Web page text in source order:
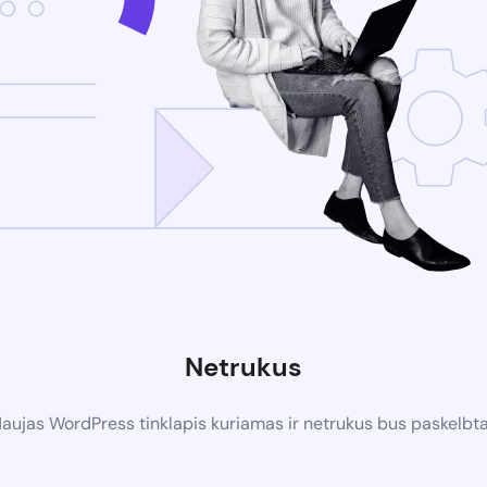
Netrukus
WordPress tinklapis kuriamas ir netrukus bus